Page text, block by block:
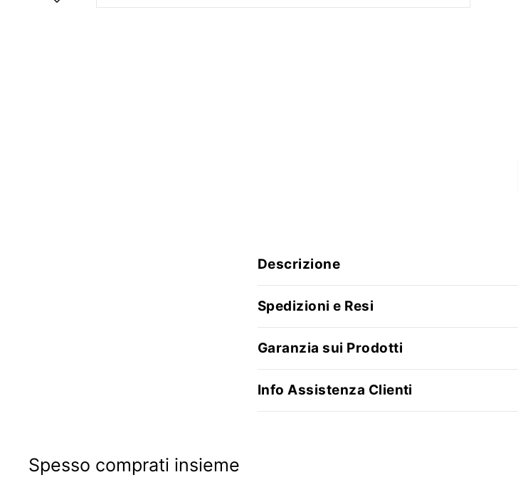
Descrizione
Spedizioni e Resi
Garanzia sui Prodotti
Info Assistenza Clienti
Spesso comprati insieme